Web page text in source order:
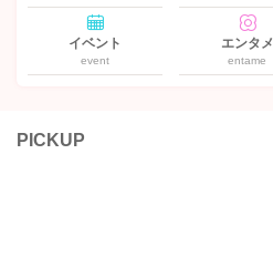
イベント
event
エンタメ
entame
PICKUP